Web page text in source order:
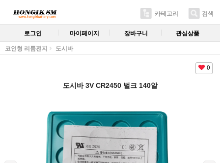
카테고리 검색
로그인 마이페이지 장바구니 관심상품
코인형 리튬전지 도시바
0
도시바 3V CR2450 벌크 140알